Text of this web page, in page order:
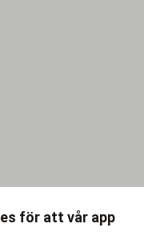
för att vår app